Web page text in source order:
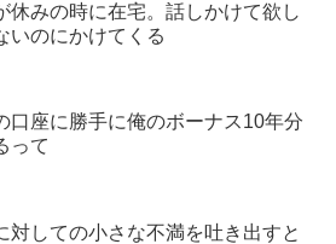
休みの時に在宅。話しかけて欲し
いのにかけてくる
口座に勝手に俺のボーナス10年分
って
対しての小さな不満を吐き出すと